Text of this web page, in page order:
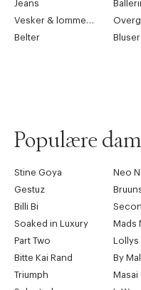
Jeans
Vesker & lommebøker
Belter
Bluser
Populære
Stine Goya Neo
Gestuz
Billi Bi
Soaked in Luxury
Part Two
Lollys
Bitte Kai Rand
By
Triumph